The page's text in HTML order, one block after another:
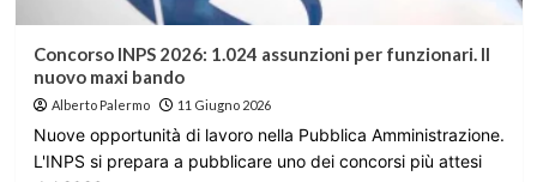
Concorso INPS 2026: 1.024 assunzioni per funzionari. Il
nuovo maxi bando
Alberto Palermo 11 Giugno 2026
Nuove opportunità di lavoro nella Pubblica Amministrazione.
L'INPS si prepara a pubblicare uno dei concorsi più attesi